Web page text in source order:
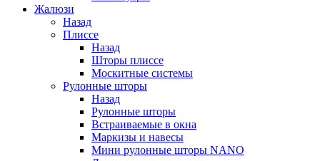
Жалюзи
Назад
Плиссе
Назад
Шторы плиссе
Москитные системы
Рулонные шторы
Назад
Рулонные шторы
Встраиваемые в окна
Маркизы и навесы
Мини рулонные шторы NANO